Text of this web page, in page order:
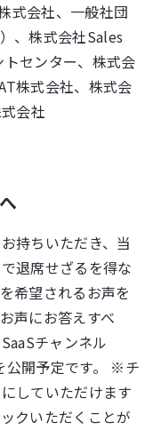
式会社、一般社団
、株式会社Sales
センター、株式会
株式会社、株式会
会社
持ちいただき、当
退席せざるを得な
希望されるお声を
声にお答えすべ
チャンネル
開予定です。
※チ
していただけます
クいただくことが